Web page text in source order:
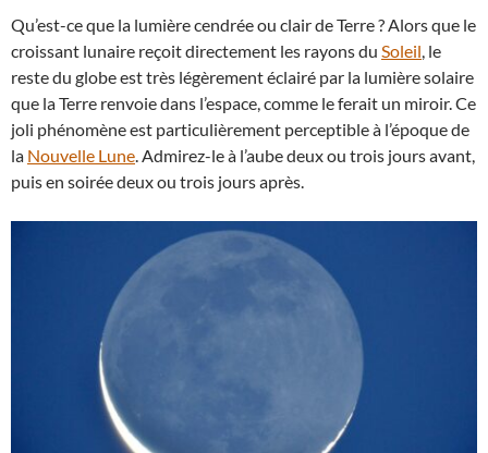
Qu’est-ce que la lumière cendrée ou clair de Terre ? Alors que le
croissant lunaire reçoit directement les rayons du Soleil, le
reste du globe est très légèrement éclairé par la lumière solaire
que la Terre renvoie dans l’espace, comme le ferait un miroir. Ce
joli phénomène est particulièrement perceptible à l’époque de
la Nouvelle Lune. Admirez-le à l’aube deux ou trois jours avant,
puis en soirée deux ou trois jours après.